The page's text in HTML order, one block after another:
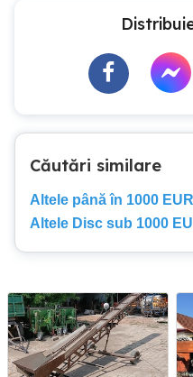
Căutări similare
Altele până în 1000 EUR
Altele Disc sub 1000